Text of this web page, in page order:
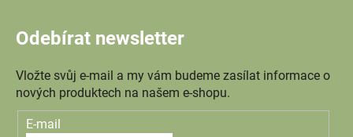
Odebírat newsletter
Vložte svůj e-mail a my vám budeme zasílat informace o
nových produktech na našem e-shopu.
E-mail